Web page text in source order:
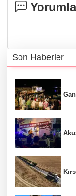
Son Haberler